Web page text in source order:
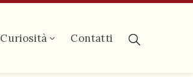
Curiosità Contatti